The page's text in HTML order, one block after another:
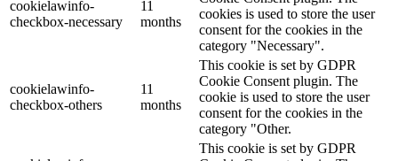
cookielawinfo-
checkbox-necessary
11
months
cookies is used to store the user
consent for the cookies in the
category "Necessary".
cookielawinfo-
checkbox-others
11
months
This cookie is set by GDPR
Cookie Consent plugin. The
cookie is used to store the user
consent for the cookies in the
category "Other.
This cookie is set by GDPR